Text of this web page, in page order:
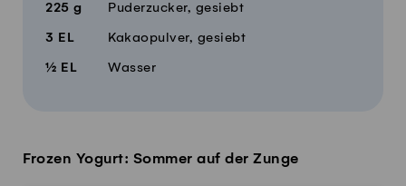
225 g Puderzucker, gesiebt
3 EL Kakaopulver, gesiebt
½ EL Wasser
Frozen Yogurt: Sommer auf der Zunge